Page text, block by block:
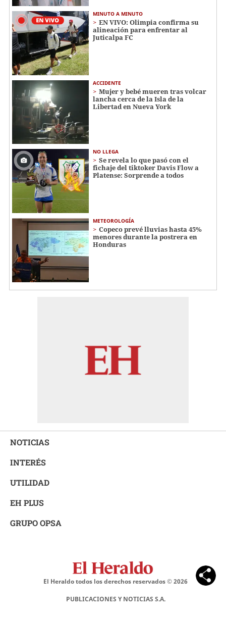
MINUTO A MINUTO
EN VIVO: Olimpia confirma su
alineación para enfrentar al
Juticalpa FC
ACCIDENTE
Mujer y bebé mueren tras volcar
lancha cerca de la Isla de la
Libertad en Nueva York
NO LLEGA
Se revela lo que pasó con el
fichaje del tiktoker Davis Flow a
Platense: Sorprende a todos
METEOROLOGÍA
Copeco prevé lluvias hasta 45%
menores durante la postrera en
Honduras
NOTICIAS
INTERÉS
UTILIDAD
EH PLUS
GRUPO OPSA
El Heraldo todos los derechos reservados ©2026
PUBLICACIONES Y NOTICIAS S.A.